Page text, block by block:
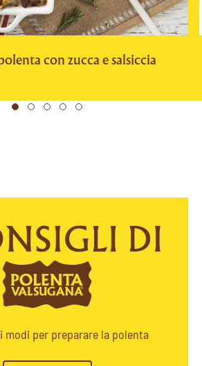
con zucca e salsiccia
modi per preparare la polenta